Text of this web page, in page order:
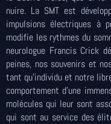
nuire. La SMT est
impulsions électriques à
modifie les rythmes du
neurologue Francis Crick
peines, nos souvenirs et
tant qu’individu et notre
comportement d’une
molécules qui leur sont
qui sont au service des